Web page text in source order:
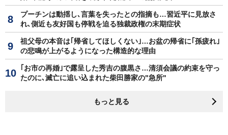
プーチンは動揺し､言葉を失ったとの指摘も…習近平に見放さ
れ､側近も友好国も停戦を迫る独裁政権の末期症状
祖父母の本音は｢帰省してほしくない｣…お盆の帰省に｢孫疲れ｣
の悲鳴が上がるようになった構造的な理由
｢お市の再婚｣で露呈した秀吉の腹黒さ…清須会議の約束を守っ
たのに､滅亡に追い込まれた柴田勝家の"急所"
もっと見る